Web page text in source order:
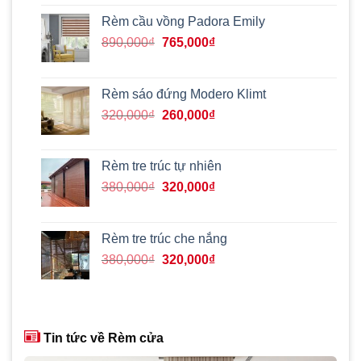
430,000₫.là:
390,000₫.
Rèm cầu vồng Padora Emily
890,000₫ Giá
890,000₫.
765,000₫Giá
là:
765,000₫.
Rèm sáo đứng Modero Klimt
320,000₫ Giá
320,000₫.
260,000₫Giá
là:
260,000₫.
Rèm tre trúc tự nhiên
380,000₫ Giá
380,000₫.
320,000₫Giá
là:
320,000₫.
Rèm tre trúc che nắng
380,000₫ Giá
320,000₫Giá
Tin tức về Rèm cửa